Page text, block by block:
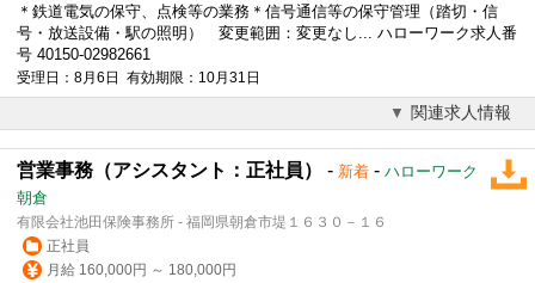
＊鉄道電気の保守、点検等の業務＊信号通信等の保守管理（踏切・信
号・放送設備・駅の照明） 変更範囲：変更なし... ハローワーク求人番
号 40150-02982661
受理日：8月6日 有効期限：10月31日
関連求人情報
営業事務（アシスタント：正社員） - 新着 - ハローワーク
朝倉
有限会社池田保険事務所 - 福岡県朝倉市堤１６３０－１６
正社員
月給 160,000円 ～ 180,000円